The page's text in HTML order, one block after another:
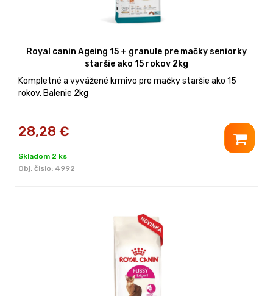
Royal canin Ageing 15 + granule pre mačky seniorky
staršie ako 15 rokov 2kg
Kompletné a vyvážené krmivo pre mačky staršie ako 15
rokov. Balenie 2kg
28,28 €
Skladom 2 ks
Obj. čislo: 4992